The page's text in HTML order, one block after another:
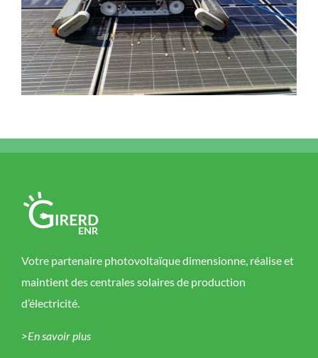
Votre partenaire photovoltaïque dimensionne, réalise et
maintient des centrales solaires de production
d’électricité.
>En savoir plus